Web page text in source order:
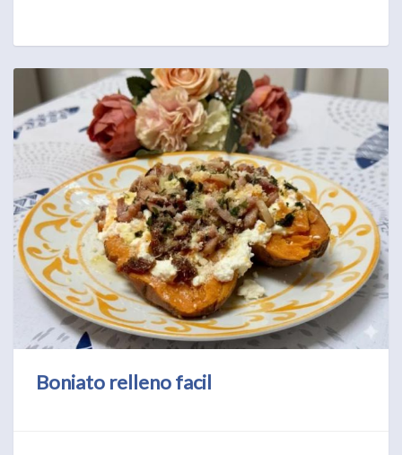
Boniato relleno facil